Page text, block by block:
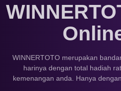
WINNERTOTO merupakan
harinya dengan total hadiah
kemenangan anda. Hanya